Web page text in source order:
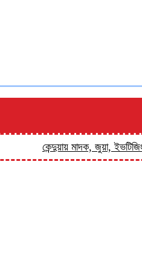
কেন্দুয়ায় মাদক, জুয়া, ইভটিজিং ও